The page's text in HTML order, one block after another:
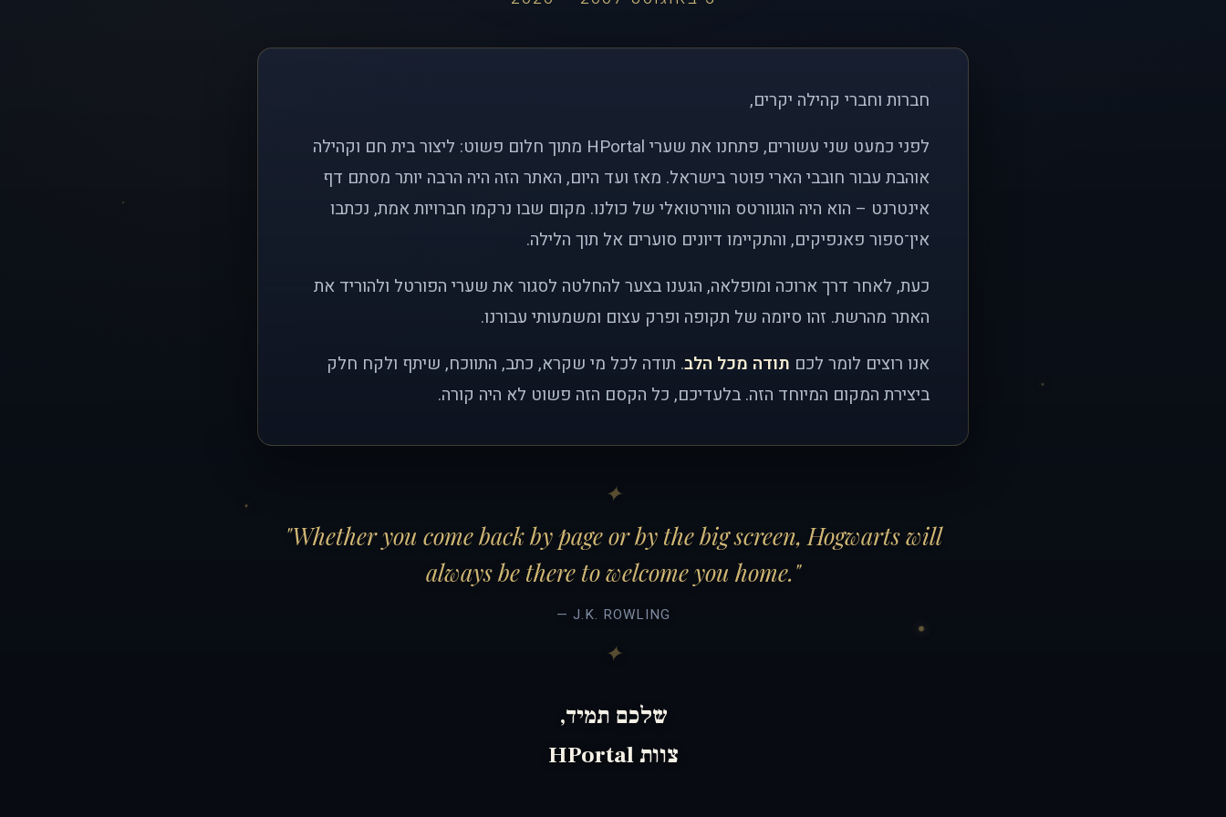
חברות וחברי קהילה יקרים,
לפני כמעט שני עשורים, פתחנו את שערי HPortal מתוך חלום פשוט: ליצור בית חם וקהילה
אוהבת עבור חובבי הארי פוטר בישראל. מאז ועד היום, האתר הזה היה הרבה יותר מסתם דף
אינטרנט – הוא היה הוגוורטס הווירטואלי של כולנו. מקום שבו נרקמו חברויות אמת, נכתבו
אין־ספור פאנפיקים, והתקיימו דיונים סוערים אל תוך הלילה.
כעת, לאחר דרך ארוכה ומופלאה, הגענו בצער להחלטה לסגור את שערי הפורטל ולהוריד את
האתר מהרשת. זהו סיומה של תקופה ופרק עצום ומשמעותי עבורנו.
אנו רוצים לומר לכם תודה מכל הלב. תודה לכל מי שקרא, כתב, התווכח, שיתף ולקח חלק
ביצירת המקום המיוחד הזה. בלעדיכם, כל הקסם הזה פשוט לא היה קורה.
"Whether you come back by page or by the big screen, Hogwarts will
always be there to welcome you home."
— J.K. ROWLING
שלכם תמיד,
צוות HPortal